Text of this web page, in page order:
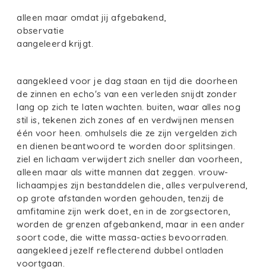
alleen maar omdat jij afgebakend,
observatie
aangeleerd krijgt.
aangekleed voor je dag staan en tijd die doorheen
de zinnen en echo's van een verleden snijdt zonder
lang op zich te laten wachten. buiten, waar alles nog
stil is, tekenen zich zones af en verdwijnen mensen
één voor heen. omhulsels die ze zijn vergelden zich
en dienen beantwoord te worden door splitsingen.
ziel en lichaam verwijdert zich sneller dan voorheen,
alleen maar als witte mannen dat zeggen. vrouw-
lichaampjes zijn bestanddelen die, alles verpulverend,
op grote afstanden worden gehouden, tenzij de
amfitamine zijn werk doet, en in de zorgsectoren,
worden de grenzen afgebankend, maar in een ander
soort code, die witte massa-acties bevoorraden.
aangekleed jezelf reflecterend dubbel ontladen
voortgaan.